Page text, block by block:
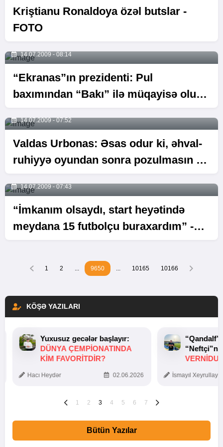
Kriştianu Ronaldoya özəl butslar -
FOTO
14.07.2009 - 08:14
“Ekranas”ın prezidenti: Pul
baxımından “Bakı” ilə müqayisə oluna
14.07.2009 - 07:52
Valdas Urbonas: Əsas odur ki, əhval-
ruhiyyə oyundan sonra pozulmasın -
14.07.2009 - 07:43
“İmkanım olsaydı, start heyətində
meydana 15 futbolçu buraxardım” -
1 2 ... 9650 ... 10165 10166
KÖŞƏ YAZILARI
Yuxusuz gecələr başlayır:
DÜNYA ÇEMPIONATINDA
KIM FAVORITDIR?
Hacı Heydər 02.06.2026 İsmayıl
1 2 3 4 5 6 7
Bütün Yazılar